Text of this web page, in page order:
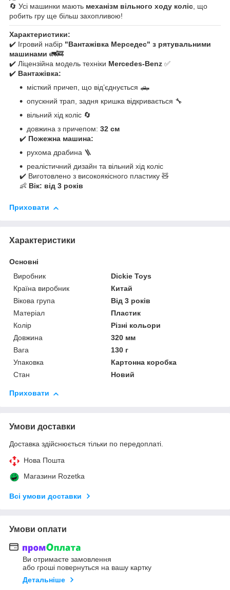
🔄 Усі машинки мають механізм вільного ходу коліс, що
робить гру ще більш захопливою!
Характеристики:
✔️ Ігровий набір "Вантажівка Мерседес" з рятувальними
машинами 🚛🚒
✔️ Ліцензійна модель техніки Mercedes-Benz ✅
✔️ Вантажівка:
місткий причеп, що від’єднується 🛻
опускний трап, задня кришка відкривається 🔧
вільний хід коліс 🔄
довжина з причепом: 32 см
✔️ Пожежна машина:
рухома драбина 🪜
реалістичний дизайн та вільний хід коліс
✔️ Виготовлено з високоякісного пластику 🧸
👶 Вік: від 3 років
Приховати
Характеристики
Основні
Виробник
Dickie Toys
Країна виробник
Китай
Вікова група
Від 3 років
Матеріал
Пластик
Колір
Різні кольори
Довжина
320 мм
Вага
130 г
Упаковка
Картонна коробка
Стан
Новий
Приховати
Умови доставки
Доставка здійснюється тільки по передоплаті.
Нова Пошта
Магазини Rozetka
Всі умови доставки
Умови оплати
Ви отримаєте замовлення
або гроші повернуться на вашу картку
Детальніше